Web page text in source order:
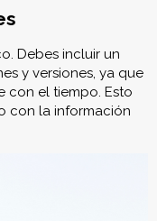
Debes incluir un
y versiones, ya que
con el tiempo. Esto
con la información